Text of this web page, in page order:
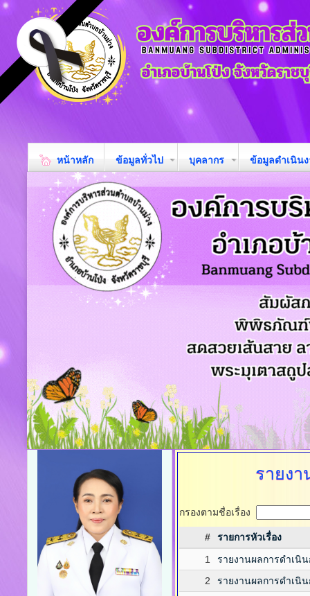
หน้าหลัก ข้อมูลทั่วไป บุคลากร ข้อมูลดำเนิน
รายง
กรองตามชื่อเรื่อง
#
รายการหัวเรื่อง
1
รายงานผลการดำเนิ
2
รายงานผลการดำเนิ